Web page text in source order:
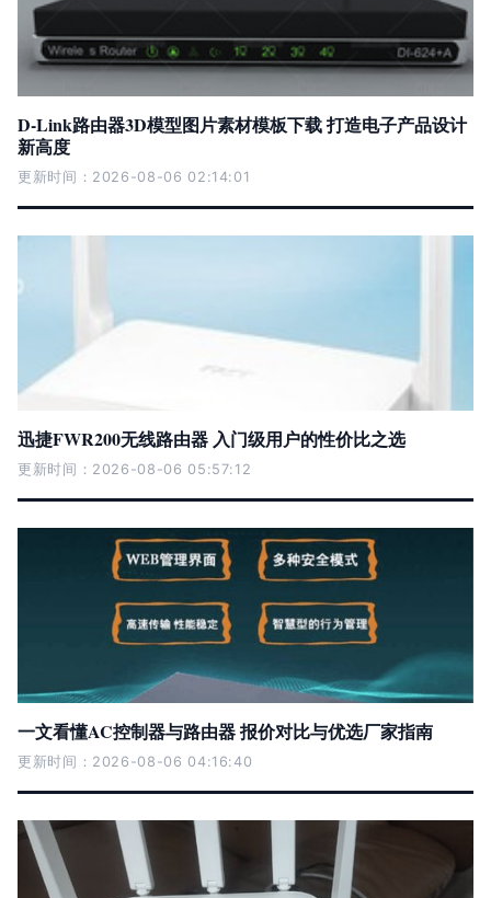
D-Link路由器3D模型图片素材模板下载 打造电子产品设计
新高度
更新时间：2026-08-06 02:14:01
迅捷FWR200无线路由器 入门级用户的性价比之选
更新时间：2026-08-06 05:57:12
一文看懂AC控制器与路由器 报价对比与优选厂家指南
更新时间：2026-08-06 04:16:40